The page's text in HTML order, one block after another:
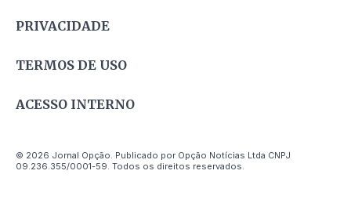
PRIVACIDADE
TERMOS DE USO
ACESSO INTERNO
© 2026 Jornal Opção. Publicado por Opção Notícias Ltda CNPJ
09.236.355/0001-59. Todos os direitos reservados.